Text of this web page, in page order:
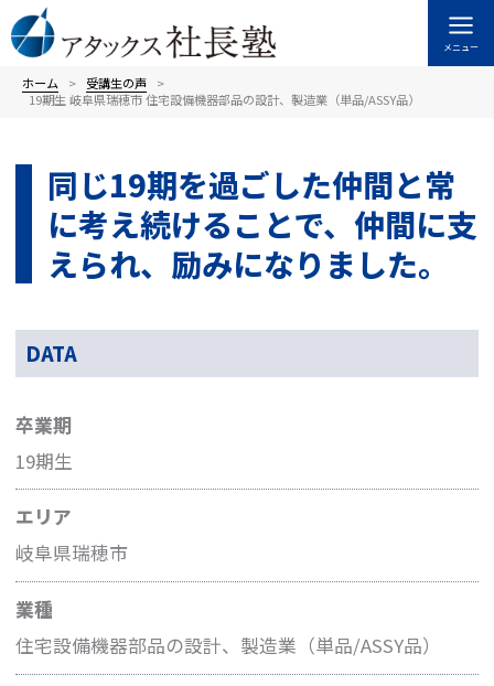
容
メニュー
ホーム
受講⽣の声
19期生 岐阜県瑞穂市 住宅設備機器部品の設計、製造業（単品/ASSY品）
同じ19期を過ごした仲間と常
に考え続けることで、仲間に支
えられ、励みになりました。
DATA
卒業期
19期生
エリア
岐阜県瑞穂市
業種
住宅設備機器部品の設計、製造業（単品/ASSY品）